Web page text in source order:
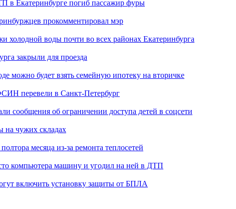
в Екатеринбурге погиб пассажир фуры
прокомментировал мэр
холодной воды почти во всех районах Екатеринбурга
закрыли для проезда
можно будет взять семейную ипотеку на вторичке
перевели в Санкт-Петербург
сообщения об ограничении доступа детей в соцсети
на чужих складах
месяца из-за ремонта теплосетей
компьютера машину и угодил на ней в ДТП
включить установку защиты от БПЛА